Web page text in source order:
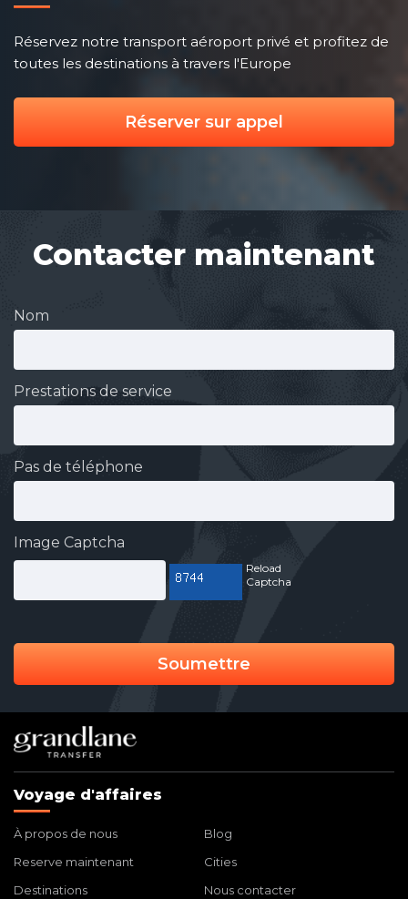
Réservez notre transport aéroport privé et profitez de
toutes les destinations à travers l'Europe
Réserver sur appel
Contacter maintenant
Nom
Prestations de service
Pas de téléphone
Image Captcha
Reload
Captcha
Soumettre
Voyage d'affaires
À propos de nous
Blog
Reserve maintenant
Cities
Destinations
Nous contacter